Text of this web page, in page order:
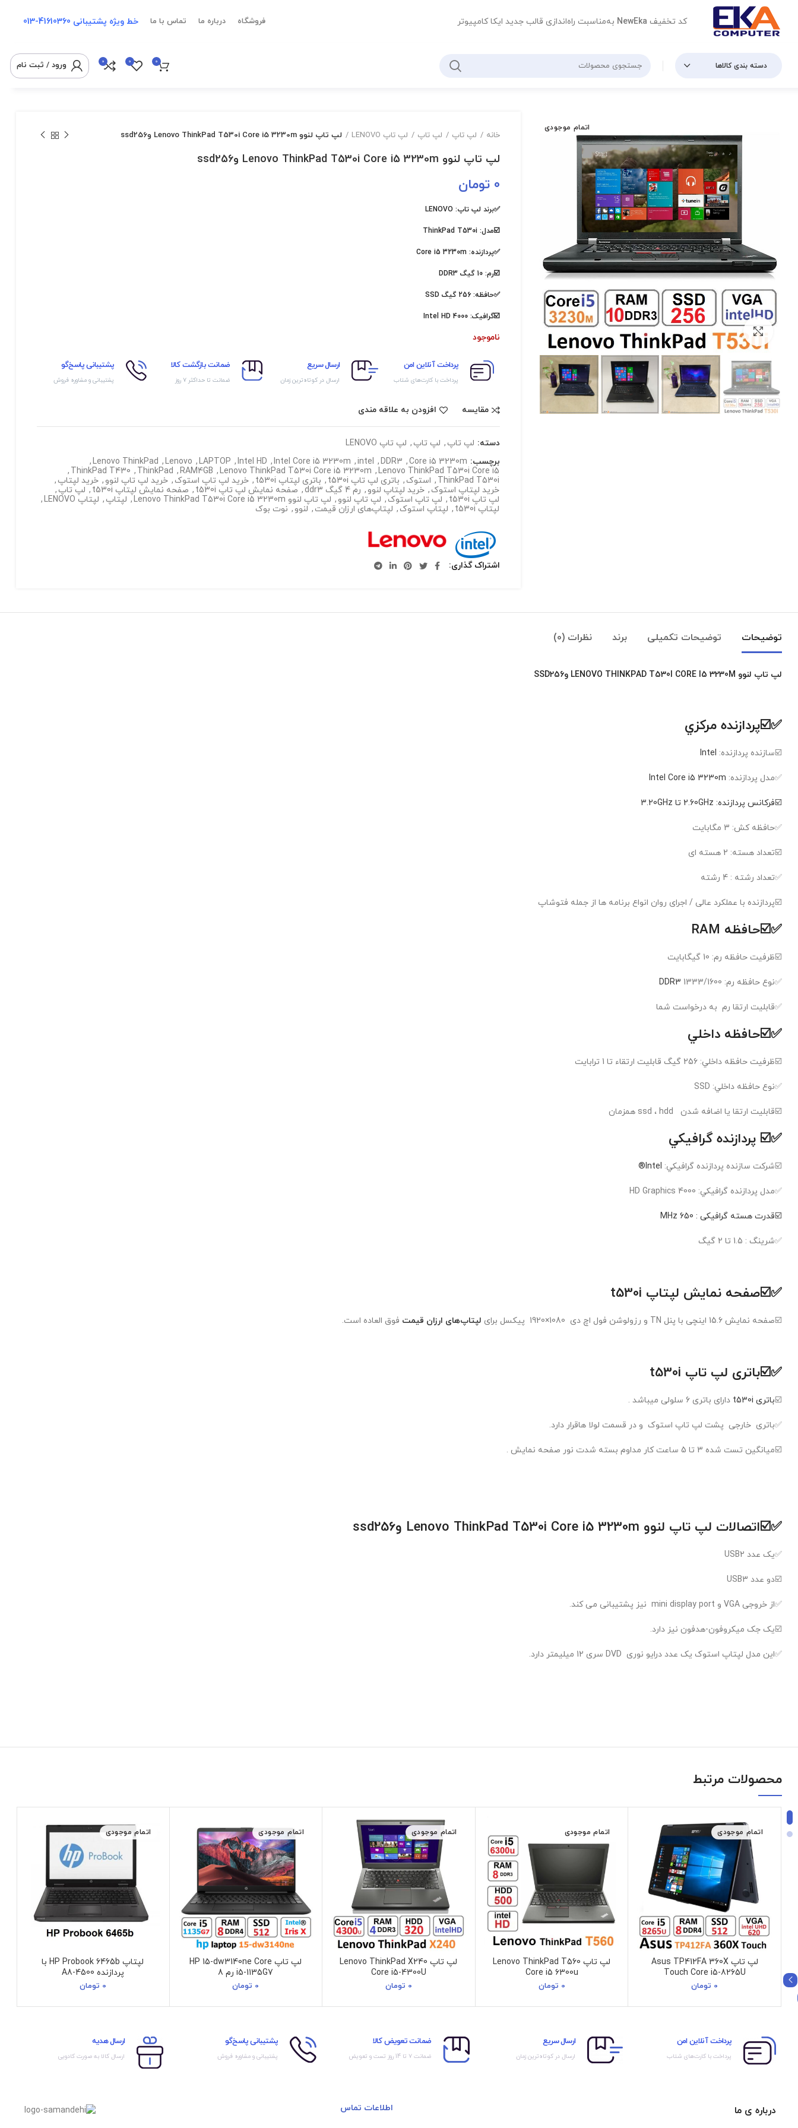
کد تخفیف NewEka به‌مناسبت راه‌اندازی قالب جدید ایکا کامپیوتر فروشگاه درباره ما تماس با ما خط ویژه پشتیبانی 41610360-013
دسته بندی کالاها 0
0
0 ورود / ثبت نام
اتمام موجودی
بزرگنمایی تصویر
خانه لپ تاپ لپ تاپ لپ تاپ LENOVO لپ تاپ لنوو Lenovo ThinkPad T530i Core i5 3230m وssd256
لپ تاپ لنوو Lenovo ThinkPad T530i Core i5 3230m وssd256
0 تومان
✅برند لپ تاپ: LENOVO
☑️مدل: ThinkPad T530i
✅پردازنده: Core i5 3230m
☑️رم: 10 گیگ DDR3
✅حافظه: 256 گیگ SSD
☑️گرافیک: Intel HD 4000
ناموجود
پرداخت آنلاین امن
پرداخت با کارت‌های شتاب
ارسال سریع
ارسال در کوتاه‌ترین زمان
ضمانت بازگشت کالا
ضمانت تا حداکثر ۷ روز
پشتیبانی پاسخ‌گو
پشتیبانی و مشاوره فروش
مقایسه افزودن به علاقه مندی
دسته: لپ تاپ , لپ تاپ , لپ تاپ LENOVO
برچسب: Core i5 3230m
,
DDR3
,
intel
,
Intel Core i5 3230m
,
Intel HD
,
LAPTOP
,
Lenovo
,
Lenovo ThinkPad
,
Lenovo ThinkPad T530i Core i5
,
Lenovo ThinkPad T530i Core i5 3230m
,
RAM4GB
,
ThinkPad
,
ThinkPad T430
,
ThinkPad T530i
, استوک , باتری لپ تاپ t530i , باتری لپتاپ t530i , خرید لپ تاپ استوک , خرید لپ تاپ لنوو , خرید لپتاپ ,
خرید لپتاپ استوک , خرید لپتاپ لنوو , رم 4 گیگ ddr3 , صفحه نمایش لپ تاپ t530i , صفحه نمایش لپتاپ t530i , لپ تاپ ,
لپ تاپ t530i
, لپ تاپ استوک , لپ تاپ لنوو , لپ تاپ لنوو Lenovo ThinkPad T530i Core i5 3230m , لپتاپ , لپتاپ LENOVO
,
لپتاپ t530i
, لپتاپ استوک , لپتاپ‌های ارزان قیمت , لنوو , نوت بوک
اشتراک گذاری
توضیحات توضیحات تکمیلی برند نظرات (0)
لپ تاپ لنوو LENOVO THINKPAD T530I CORE I5 3230M وSSD256
✅☑️پردازنده مرکزي
☑️سازنده پردازنده: Intel
✅مدل پردازنده:
☑️فرکانس پردازنده: 2.60GHz تا 3.20GHz
✅حافظه کش: 3 مگابايت
☑️تعداد هسته: 2 هسته ای
✅تعداد رشته : 4 رشته
☑️پردازنده با عملکرد عالی / اجرای روان انواع برنامه ها از جمله فتوشاپ
✅☑️حافظه RAM
☑️ظرفيت حافظه رم: 10 گیگابایت
✅نوع حافظه رم: DDR3 1333/1600
✅قابلیت ارتقا رم به درخواست شما
✅☑️حافظه داخلي
☑️ظرفيت حافظه داخلي: 256 گیگ قابلیت ارتقاء تا 1 ترابایت
✅نوع حافظه داخلي: SSD
☑️قابلیت ارتقا یا اضافه شدن ssd ، hdd همزمان
✅☑️ پردازنده گرافيکي
☑️شرکت سازنده پردازنده گرافيکي:
✅مدل پردازنده گرافيکي: HD Graphics 4000
☑️قدرت هسته گرافیکی : 650 MHz
✅شرینگ : 1.5 تا 2 گیگ
✅☑️صفحه نمایش لپتاپ t530i
☑️صفحه نمایش 15.6 اینچی با پنل TN و رزولوشن فول اچ دی 1080×1920 پیکسل برای لپتاپ‌های ارزان قیمت فوق العاده است.
✅☑️باتری لپ تاپ t530i
☑️باتری t530i دارای باتری 6 سلولی میباشد .
✅باتری خارجی پشت لپ تاپ استوک و در قسمت لولا هاقرار دارد.
☑️میانگین تست شده 3 تا 5 ساعت کار مداوم بسته شدت نور صفحه نمایش .
✅☑️اتصالات لپ تاپ لنوو Lenovo ThinkPad T530i Core i5 3230m وssd256
✅یک عدد USB2
☑️دو عدد USB3
✅از خروجی VGA و mini display port نیز پشتیبانی می کند.
☑️یک جک میکروفون-هدفون نیز دارد.
✅این مدل لپتاپ استوک یک عدد درایو نوری DVD سری 12 میلیمتر دارد.
محصولات مرتبط
اتمام موجودی
لپ تاپ Asus TP412FA 360X
Touch Core i5-8265U
0 تومان
اتمام موجودی
لپ تاپ Lenovo ThinkPad T560
Core i5 6300u
0 تومان
اتمام موجودی
لپ تاپ Lenovo ThinkPad X240
Core i5-4300U
0 تومان
اتمام موجودی
لپ تاپ HP 15-dw3140ne Core
i5-1135G7 رم 8
0 تومان
اتمام موجودی
لپتاپ HP Probook 6465b با
پردازنده A8-4500
0 تومان
پرداخت آنلاین امن
پرداخت با کارت‌های شتاب
ارسال سریع
ارسال در کوتاه‌ترین زمان
ضمانت تعویض کالا
ضمانت ۷ تا 14 روز تست و تعویض
پشتیبانی پاسخ‌گو
پشتیبانی و مشاوره فروش
ارسال هدیه
ارسال کالا به صورت کادویی
درباره ی ما اطلاعات تماس